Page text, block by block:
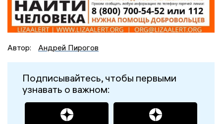
Автор: Андрей Пирогов
Подписывайтесь, чтобы первыми
узнавать о важном: